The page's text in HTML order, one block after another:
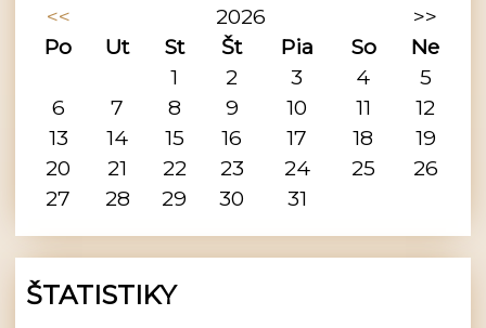
<<
2026
>>
Po
Ut St Št Pia So
Ne
1
2 3 4
5
6
7 8 9 10 11
12
13
14 15 16 17 18
19
20
21 22 23 24 25
26
27
28 29 30 31
ŠTATISTIKY